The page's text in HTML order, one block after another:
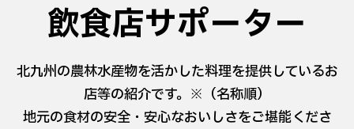
飲食店サポーター
北九州の農林水産物を活かした料理を提供しているお
店等の紹介です。※（名称順）
地元の食材の安全・安心なおいしさをご堪能くださ